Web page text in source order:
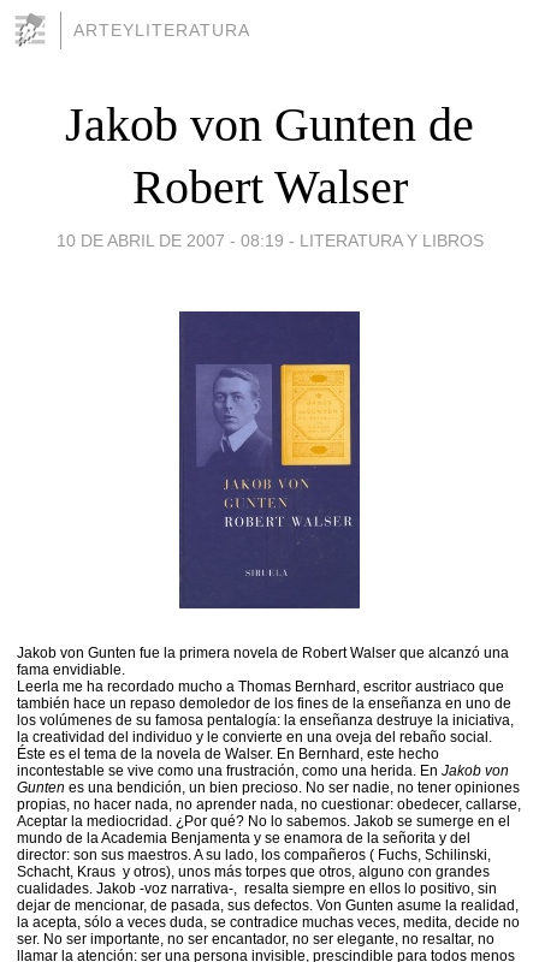
ARTEYLITERATURA
Jakob von Gunten de
Robert Walser
10 DE ABRIL DE 2007 - 08:19 - LITERATURA Y LIBROS
Jakob von Gunten fue la primera novela de Robert Walser que alcanzó una
fama envidiable.
Leerla me ha recordado mucho a Thomas Bernhard, escritor austriaco que
también hace un repaso demoledor de los fines de la enseñanza en uno de
los volúmenes de su famosa pentalogía: la enseñanza destruye la iniciativa,
la creatividad del individuo y le convierte en una oveja del rebaño social.
Éste es el tema de la novela de Walser. En Bernhard, este hecho
incontestable se vive como una frustración, como una herida. En Jakob von
Gunten es una bendición, un bien precioso. No ser nadie, no tener opiniones
propias, no hacer nada, no aprender nada, no cuestionar: obedecer, callarse,
Aceptar la mediocridad. ¿Por qué? No lo sabemos. Jakob se sumerge en el
mundo de la Academia Benjamenta y se enamora de la señorita y del
director: son sus maestros. A su lado, los compañeros ( Fuchs, Schilinski,
Schacht, Kraus y otros), unos más torpes que otros, alguno con grandes
cualidades. Jakob -voz narrativa-, resalta siempre en ellos lo positivo, sin
dejar de mencionar, de pasada, sus defectos. Von Gunten asume la realidad,
la acepta, sólo a veces duda, se contradice muchas veces, medita, decide no
ser. No ser importante, no ser encantador, no ser elegante, no resaltar, no
llamar la atención: ser una persona invisible, prescindible para todos menos